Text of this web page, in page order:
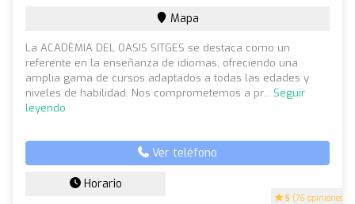
5 (76 opiniones)
Mapa
La ACADÈMIA DEL OASIS SITGES se destaca como un
referente en la enseñanza de idiomas, ofreciendo una
amplia gama de cursos adaptados a todas las edades y
niveles de habilidad. Nos comprometemos a pr... Seguir
leyendo
Ver teléfono
Horario